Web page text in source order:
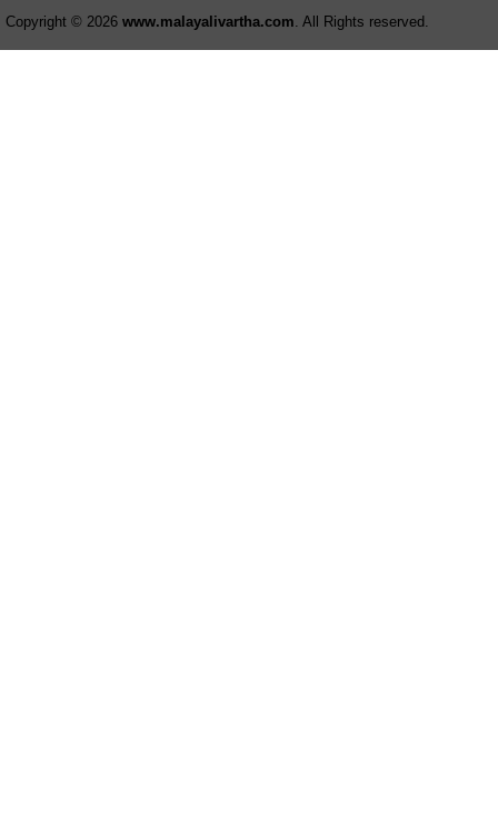
Copyright © 2026 www.malayalivartha.com . All Rights reserved.